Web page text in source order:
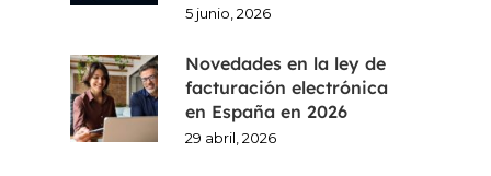
5 junio, 2026
Novedades en la ley de
facturación electrónica
en España en 2026
29 abril, 2026